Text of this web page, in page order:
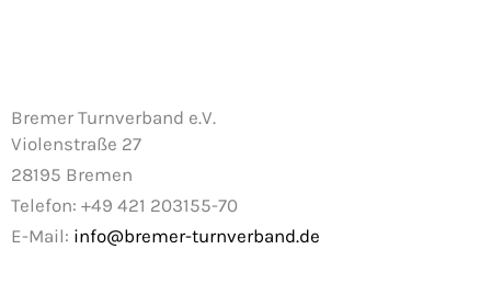
Bremer Turnverband e.V.
Violenstraße 27
28195 Bremen
Telefon: +49 421 203155-70
E-Mail: info@bremer-turnverband.de